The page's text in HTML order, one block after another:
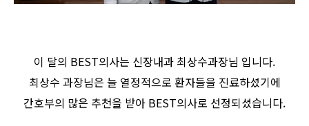
이 달의 BEST의사는 신장내과 최상수과장님 입니다.
최상수 과장님은 늘 열정적으로 환자들을 진료하셨기에
간호부의 많은 추천을 받아 BEST의사로 선정되셨습니다.